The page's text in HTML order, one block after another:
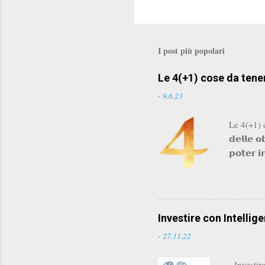
I post più popolari
Le 4(+1) cose da
- 9.6.23
Le 4(+1)
𝗱𝗲𝗹𝗹𝗲
𝗽𝗼𝘁𝗲𝗿
anzi a
funziona
Investire con
- 27.11.22